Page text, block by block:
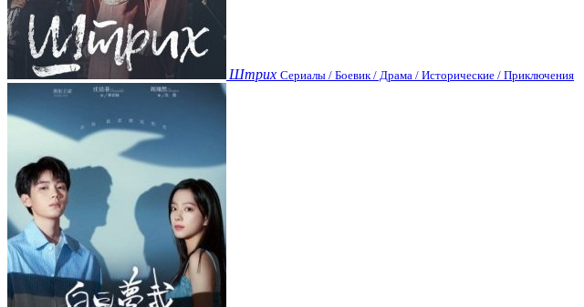
Штрих Сериалы / Боевик / Драма / Исторические / Приключения